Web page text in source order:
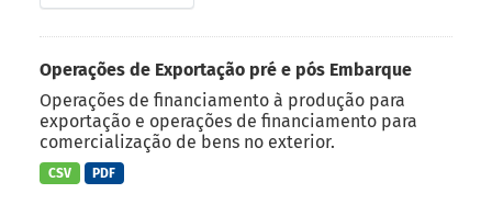
Operações de Exportação pré e pós Embarque
Operações de financiamento à produção para
exportação e operações de financiamento para
comercialização de bens no exterior.
CSV PDF